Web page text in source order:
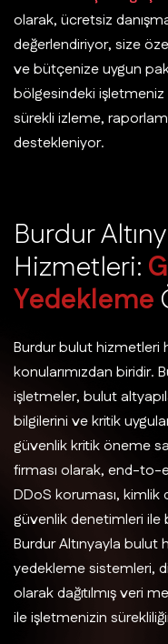
olarak, ücretsiz
değerlendiriyor, size
ve bütçenize uygun
bölgesindeki işletmeniz
sürekli izleme,
destekleniyor.
BurdurAltıny
Hizmetleri: G
Yedekleme
Burdur bulut hizmetleri
konularımızdan biridir.
işletmeler, bulut
bilgilerini ve kritik
güvenlik kritik öneme
firması olarak, end-to-
DDoS koruması,
güvenlik denetimleri ile
Burdur Altınyayla
yedekleme sistemleri,
olarak dağıtılmış veri
ile işletmenizin